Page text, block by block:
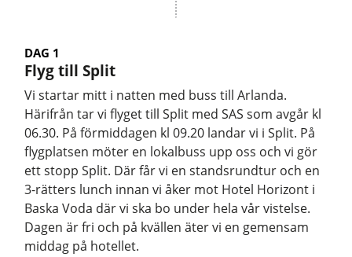
DAG 1
Flyg till Split
Vi startar mitt i natten med buss till Arlanda.
Härifrån tar vi flyget till Split med SAS som avgår kl
06.30. På förmiddagen kl 09.20 landar vi i Split. På
flygplatsen möter en lokalbuss upp oss och vi gör
ett stopp Split. Där får vi en standsrundtur och en
3-rätters lunch innan vi åker mot Hotel Horizont i
Baska Voda där vi ska bo under hela vår vistelse.
Dagen är fri och på kvällen äter vi en gemensam
middag på hotellet.